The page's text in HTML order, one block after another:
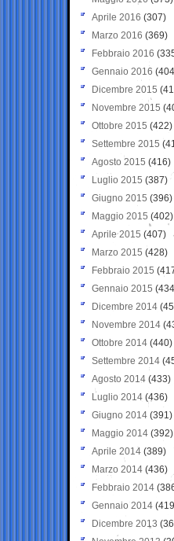
Aprile 2016 (307)
Marzo 2016 (369)
Febbraio 2016
Gennaio 2016
Dicembre 2015
Novembre 2015
Ottobre 2015 (422)
Settembre 2015
Agosto 2015 (416)
Luglio 2015 (387)
Giugno 2015 (396)
Maggio 2015 (402)
Aprile 2015 (407)
Marzo 2015 (428)
Febbraio 2015
Gennaio 2015
Dicembre 2014
Novembre 2014
Ottobre 2014 (440)
Settembre 2014
Agosto 2014 (433)
Luglio 2014 (436)
Giugno 2014 (391)
Maggio 2014 (392)
Aprile 2014 (389)
Marzo 2014 (436)
Febbraio 2014
Gennaio 2014
Dicembre 2013